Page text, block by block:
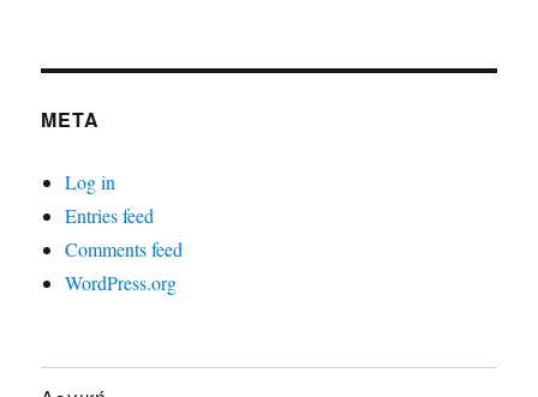
META
Log in
Entries feed
Comments feed
WordPress.org